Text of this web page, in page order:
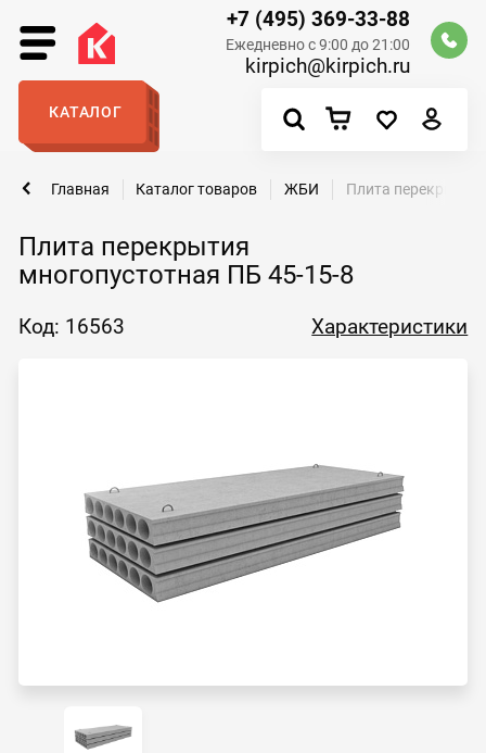
+7 (495) 369-33-88
Ежедневно с 9:00 до 21:00
kirpich@kirpich.ru
КАТАЛОГ
Плита перекрытия
многопустотная ПБ 45-15-8
Главная Каталог товаров ЖБИ Плита перекрытия
Код: 16563 Характеристики